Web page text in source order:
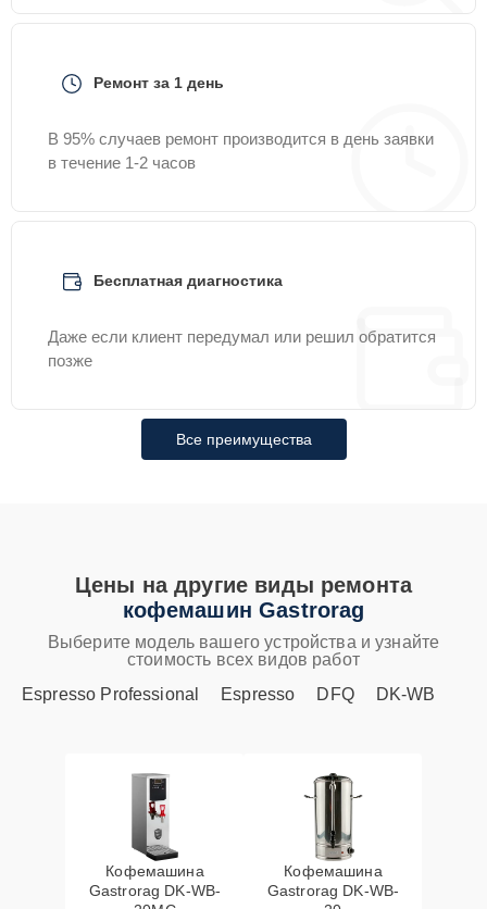
Ремонт за 1 день
В 95% случаев ремонт производится в день заявки
в течение 1-2 часов
Бесплатная диагностика
Даже если клиент передумал или решил обратится
позже
Все преимущества
Цены на другие виды ремонта
кофемашин Gastrorag
Выберите модель вашего устройства и узнайте
стоимость всех видов работ
Espresso Professional
Espresso DFQ DK-WB
Кофемашина
Gastrorag DK-WB-
Кофемашина
Gastrorag DK-WB-